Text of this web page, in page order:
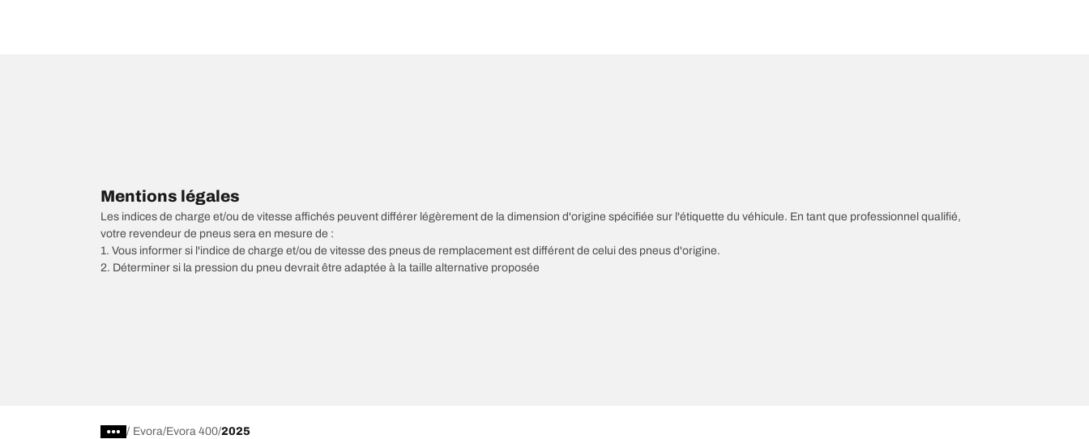
Mentions légales
Les indices de charge et/ou de vitesse affichés peuvent différer légèrement de la dimension d'origine spécifiée sur l'étiquette du véhicule. En tant que professionnel qualifié,
votre revendeur de pneus sera en mesure de :
1. Vous informer si l'indice de charge et/ou de vitesse des pneus de remplacement est différent de celui des pneus d'origine.
2. Déterminer si la pression du pneu devrait être adaptée à la taille alternative proposée
/ Evora Evora 400 2025